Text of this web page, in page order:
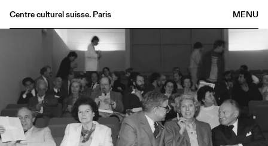
MENU
Centre culturel suisse. Paris
Buvette
Archives
Médiathèque
Éditions